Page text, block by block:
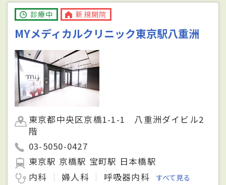
診療中 新規開院
MYメディカルクリニック東京駅八重洲
東京都中央区京橋1-1-1 八重洲ダイビル2
階
03-5050-0427
東京駅 京橋駅 宝町駅 日本橋駅
内科
婦人科 呼吸器内科 すべて見る